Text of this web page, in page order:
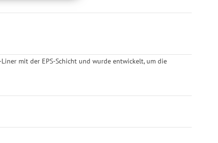
unter
mit der EPS-Schicht und wurde entwickelt, um die